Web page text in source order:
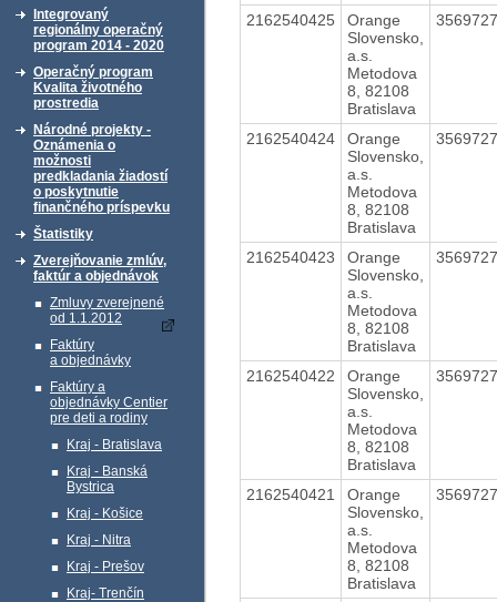
Integrovaný
regionálny operačný
program 2014 - 2020
Operačný program
Kvalita životného
prostredia
Národné projekty -
Oznámenia o
možnosti
predkladania žiadostí
o poskytnutie
finančného príspevku
Štatistiky
Zverejňovanie zmlúv,
faktúr a objednávok
Zmluvy zverejnené
od 1.1.2012
Faktúry
a objednávky
Faktúry a
objednávky Centier
pre deti a rodiny
Kraj - Bratislava
Kraj - Banská
Bystrica
Kraj - Košice
Kraj - Nitra
Kraj - Prešov
Kraj- Trenčín
2162540425
Orange
Slovensko,
a.s.
Metodova
8, 82108
Bratislava
2162540424
Orange
Slovensko,
a.s.
Metodova
8, 82108
Bratislava
2162540423
Orange
Slovensko,
a.s.
Metodova
8, 82108
Bratislava
2162540422
Orange
Slovensko,
a.s.
Metodova
8, 82108
Bratislava
2162540421
Orange
Slovensko,
a.s.
Metodova
8, 82108
Bratislava